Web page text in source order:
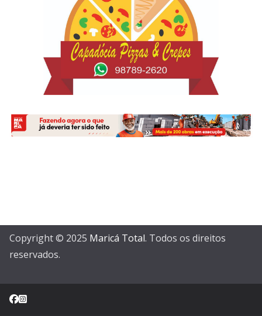
Copyright © 2025 Maricá Total. Todos os direitos
reservados.